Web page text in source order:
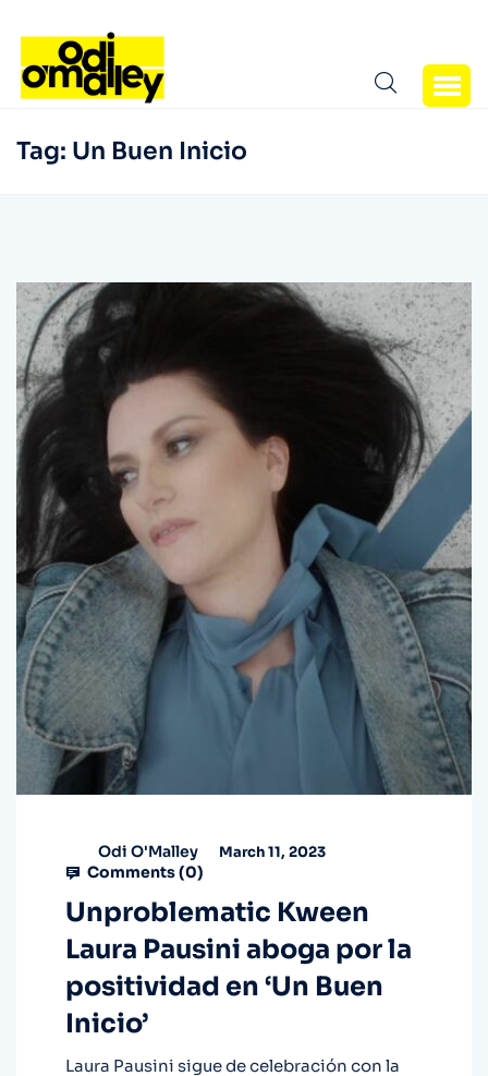
Tag: Un Buen Inicio
Odi O'Malley March 11, 2023
Comments (0)
Unproblematic Kween
Laura Pausini aboga por la
positividad en ‘Un Buen
Inicio’
Laura Pausini sigue de celebración con la